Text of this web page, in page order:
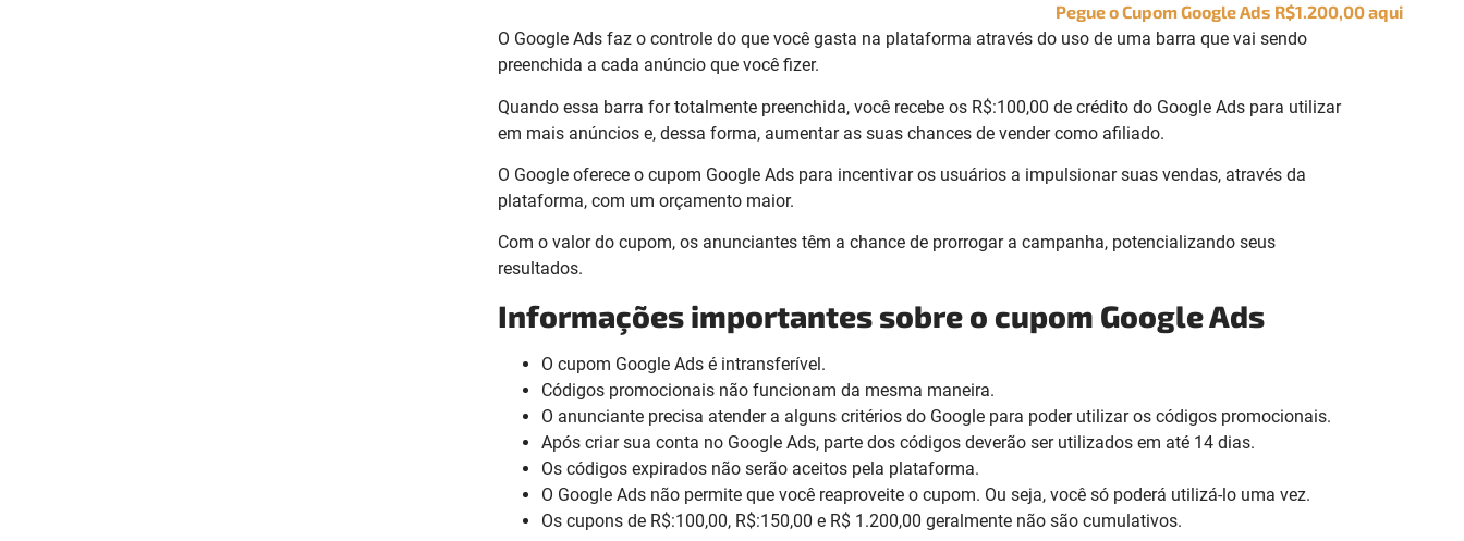
Pegue o Cupom Google Ads R$1.200,00 aqui
O Google Ads faz o controle do que você gasta na plataforma através do uso de uma barra que vai sendo
preenchida a cada anúncio que você fizer.
Quando essa barra for totalmente preenchida, você recebe os R$:100,00 de crédito do Google Ads para utilizar
em mais anúncios e, dessa forma, aumentar as suas chances de vender como afiliado.
O Google oferece o cupom Google Ads para incentivar os usuários a impulsionar suas vendas, através da
plataforma, com um orçamento maior.
Com o valor do cupom, os anunciantes têm a chance de prorrogar a campanha, potencializando seus
resultados.
Informações importantes sobre o cupom Google Ads
O cupom Google Ads é intransferível.
Códigos promocionais não funcionam da mesma maneira.
O anunciante precisa atender a alguns critérios do Google para poder utilizar os códigos promocionais.
Após criar sua conta no Google Ads, parte dos códigos deverão ser utilizados em até 14 dias.
Os códigos expirados não serão aceitos pela plataforma.
O Google Ads não permite que você reaproveite o cupom. Ou seja, você só poderá utilizá-lo uma vez.
Os cupons de R$:100,00, R$:150,00 e R$ 1.200,00 geralmente não são cumulativos.